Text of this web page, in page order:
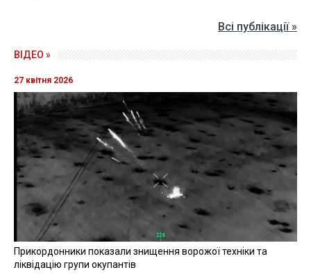
Всі публікації »
ВІДЕО »
27 квітня 2026
Прикордонники показали знищення ворожої техніки та
ліквідацію групи окупантів